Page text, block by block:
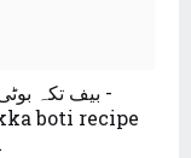
بیف تکہ
boti recipe